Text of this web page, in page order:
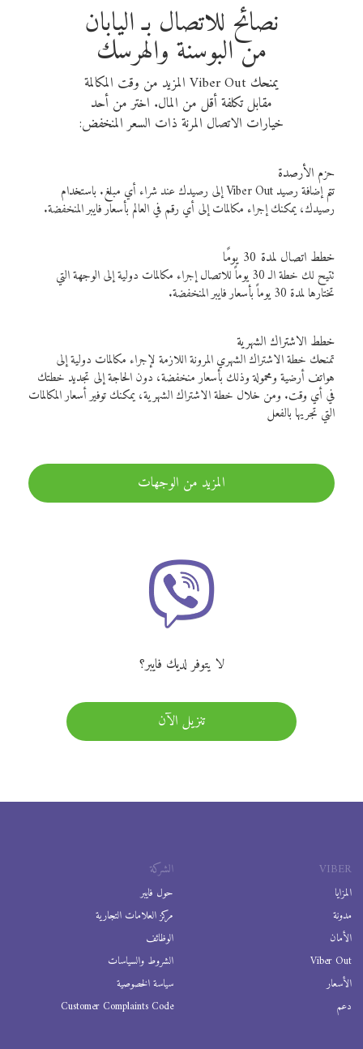
نصائح للاتصال بـ اليابان
من البوسنة والهرسك
يمنحك Viber Out المزيد من وقت المكالمة
مقابل تكلفة أقل من المال. اختر من أحد
خيارات الاتصال المرنة ذات السعر المنخفض:
حزم الأرصدة
تتم إضافة رصيد Viber Out إلى رصيدك عند شراء أي مبلغ. باستخدام
رصيدك، يمكنك إجراء مكالمات إلى أي رقم في العالم بأسعار فايبر المنخفضة.
خطط اتصال لمدة 30 يومًا
تتيح لك خطة الـ 30 يوماً للاتصال إجراء مكالمات دولية إلى الوجهة التي
تختارها لمدة 30 يوماً بأسعار فايبر المنخفضة.
خطط الاشتراك الشهرية
تمنحك خطة الاشتراك الشهري المرونة اللازمة لإجراء مكالمات دولية إلى
هواتف أرضية ومحمولة وذلك بأسعار منخفضة، دون الحاجة إلى تجديد خطتك
في أي وقت. ومن خلال خطة الاشتراك الشهرية، يمكنك توفير أسعار المكالمات
التي تجريها بالفعل
المزيد من الوجهات
لا يتوفر لديك فايبر؟
تنزيل الآن
VIBER
المزايا
مدونة
الأمان
Viber Out
الأسعار
دعم
الشركة
حول فايبر
مركز العلامات التجارية
الوظائف
الشروط والسياسات
سياسة الخصوصية
Customer Complaints Code